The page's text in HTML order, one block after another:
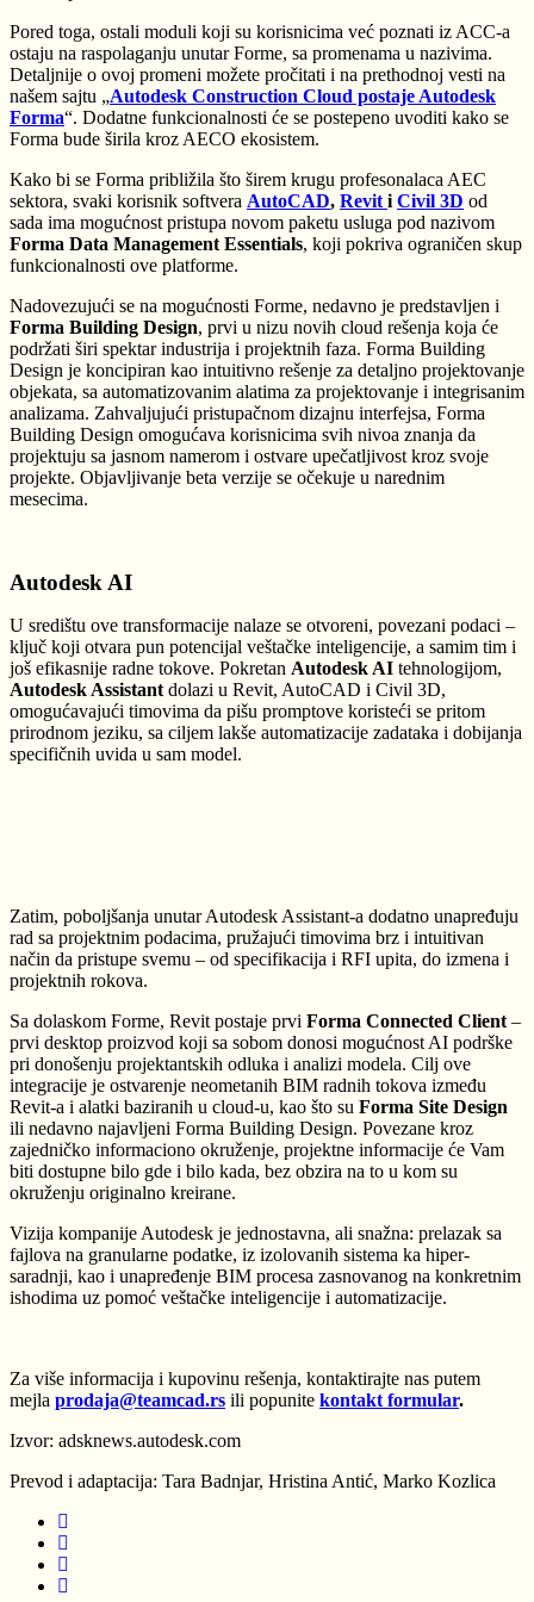
Pored toga, ostali moduli koji su korisnicima već poznati iz ACC-a
ostaju na raspolaganju unutar Forme, sa promenama u nazivima.
Detaljnije o ovoj promeni možete pročitati i na prethodnoj vesti na
našem sajtu „Autodesk Construction Cloud postaje Autodesk
Forma“. Dodatne funkcionalnosti će se postepeno uvoditi kako se
Forma bude širila kroz AECO ekosistem.
Kako bi se Forma približila što širem krugu profesonalaca AEC
sektora, svaki korisnik softvera AutoCAD, Revit i Civil 3D od
sada ima mogućnost pristupa novom paketu usluga pod nazivom
Forma Data Management Essentials, koji pokriva ograničen skup
funkcionalnosti ove platforme.
Nadovezujući se na mogućnosti Forme, nedavno je predstavljen i
Forma Building Design, prvi u nizu novih cloud rešenja koja će
podržati širi spektar industrija i projektnih faza. Forma Building
Design je koncipiran kao intuitivno rešenje za detaljno projektovanje
objekata, sa automatizovanim alatima za projektovanje i integrisanim
analizama. Zahvaljujući pristupačnom dizajnu interfejsa, Forma
Building Design omogućava korisnicima svih nivoa znanja da
projektuju sa jasnom namerom i ostvare upečatljivost kroz svoje
projekte. Objavljivanje beta verzije se očekuje u narednim
mesecima.
Autodesk AI
U središtu ove transformacije nalaze se otvoreni, povezani podaci –
ključ koji otvara pun potencijal veštačke inteligencije, a samim tim i
još efikasnije radne tokove. Pokretan Autodesk AI tehnologijom,
Autodesk Assistant dolazi u Revit, AutoCAD i Civil 3D,
omogućavajući timovima da pišu promptove koristeći se pritom
prirodnom jeziku, sa ciljem lakše automatizacije zadataka i dobijanja
specifičnih uvida u sam model.
Zatim, poboljšanja unutar Autodesk Assistant-a dodatno unapređuju
rad sa projektnim podacima, pružajući timovima brz i intuitivan
način da pristupe svemu – od specifikacija i RFI upita, do izmena i
projektnih rokova.
Sa dolaskom Forme, Revit postaje prvi Forma Connected Client –
prvi desktop proizvod koji sa sobom donosi mogućnost AI podrške
pri donošenju projektantskih odluka i analizi modela. Cilj ove
integracije je ostvarenje neometanih BIM radnih tokova između
Revit-a i alatki baziranih u cloud-u, kao što su Forma Site Design
ili nedavno najavljeni Forma Building Design. Povezane kroz
zajedničko informaciono okruženje, projektne informacije će Vam
biti dostupne bilo gde i bilo kada, bez obzira na to u kom su
okruženju originalno kreirane.
Vizija kompanije Autodesk je jednostavna, ali snažna: prelazak sa
fajlova na granularne podatke, iz izolovanih sistema ka hiper-
saradnji, kao i unapređenje BIM procesa zasnovanog na konkretnim
ishodima uz pomoć veštačke inteligencije i automatizacije.
Za više informacija i kupovinu rešenja, kontaktirajte nas putem
mejla prodaja@teamcad.rs ili popunite kontakt formular.
Izvor: adsknews.autodesk.com
Prevod i adaptacija: Tara Badnjar, Hristina Antić, Marko Kozlica